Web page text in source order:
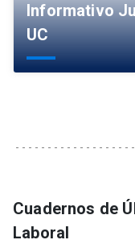
Informativo
UC
Cuadernos de
Laboral